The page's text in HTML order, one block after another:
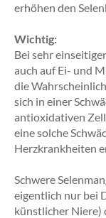
erhöhen den
Wichtig:
Bei sehr
auch auf Ei- und
die
sich in einer
antioxidativen
eine solche
Herzkrankheiten
Schwere
eigentlich nur bei
künstlicher